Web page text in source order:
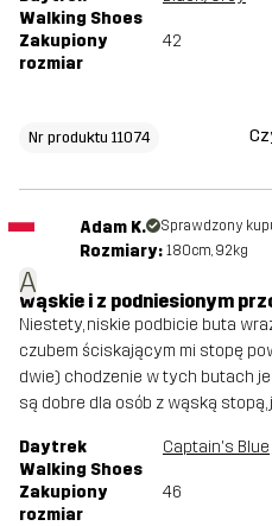
Walking Shoes
Zakupiony
rozmiar
42
Nr produktu 11074
A
Adam K. Sprawdzony
Rozmiary: 180cm, 92kg
wąskie i z podniesionym
Niestety, niskie podbicie buta
czubem ściskającym mi stopę
dwie) chodzenie w tych butach
są dobre dla osób z wąską
Daytrek
Walking Shoes
Captain's Blue
Zakupiony
rozmiar
46